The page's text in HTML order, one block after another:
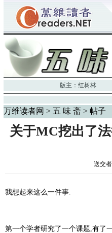
版主： 红树林
万维读者网 > 五 味 斋 > 帖子
关于MC挖出了
送交
我想起来这么一件事.
第一个学者研究了一个课题,有了